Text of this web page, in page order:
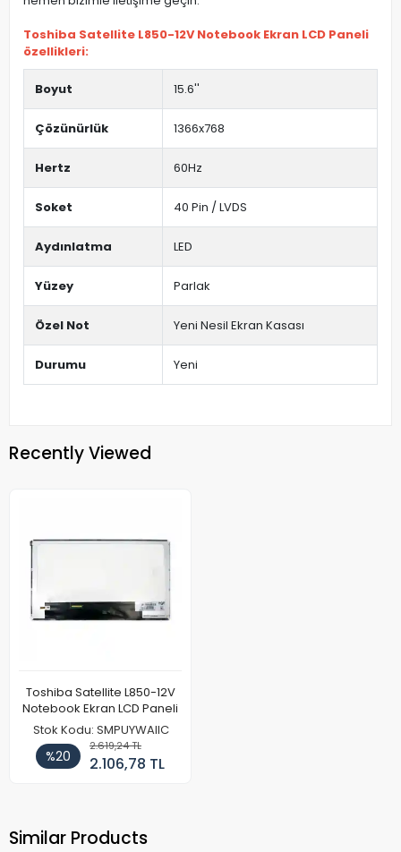
Toshiba Satellite L850-12V Notebook Ekran LCD Paneli
özellikleri:
Boyut 15.6''
Çözünürlük 1366x768
Hertz 60Hz
Soket 40 Pin / LVDS
Aydınlatma LED
Yüzey Parlak
Özel Not Yeni Nesil Ekran Kasası
Durumu Yeni
Recently Viewed
Toshiba Satellite L850-12V
Notebook Ekran LCD Paneli
Stok Kodu: SMPUYWAIIC
%20
2.619,24 TL
2.106,78 TL
Similar Products